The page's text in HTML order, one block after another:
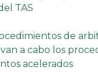
TAS
de
a cabo los
acelerados